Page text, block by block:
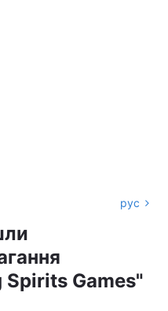
рус
Spirits Games"